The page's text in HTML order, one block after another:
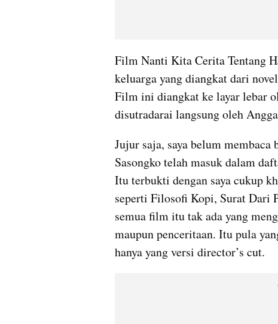
Film Nanti Kita Cerita Tentang
keluarga yang diangkat dari
Film ini diangkat ke layar lebar
disutradarai langsung oleh
Jujur saja, saya belum
Sasongko telah masuk dalam
Itu terbukti dengan saya cukup
seperti Filosofi Kopi, Surat Dari
semua film itu tak ada yang
maupun penceritaan. Itu pula
hanya yang versi director’s cut.